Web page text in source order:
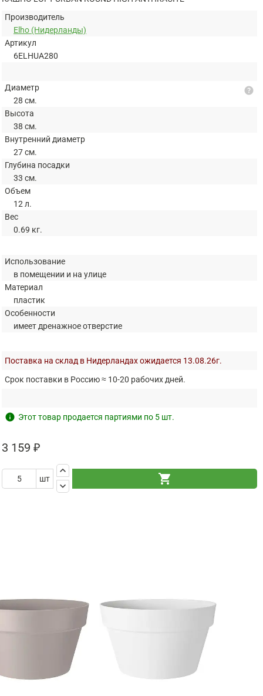
Производитель
Elho (Нидерланды)
Артикул
6ELHUA280
Диаметр
28 см.
Высота
38 см.
Внутренний диаметр
27 см.
Глубина посадки
33 см.
Объем
12 л.
Вес
0.69 кг.
help
Использование
в помещении и на улице
Материал
пластик
Особенности
имеет дренажное отверстие
Поставка на склад в Нидерландах ожидается 13.08.26г.
Срок поставки в Россию ≈ 10-20 рабочих дней.
info Этот товар продается партиями по 5 шт.
3 159 ₽
шт
keyboard_arrow_up
keyboard_arrow_down
shopping_cart